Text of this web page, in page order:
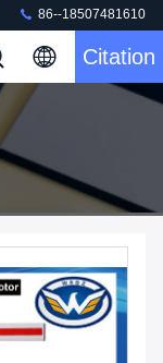
86--18507481610
Citation